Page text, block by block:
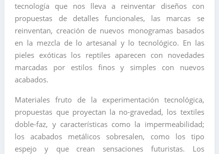
tecnología que nos lleva a reinventar diseños con
propuestas de detalles funcionales, las marcas se
reinventan, creación de nuevos monogramas basados
en la mezcla de lo artesanal y lo tecnológico. En las
pieles exóticas los reptiles aparecen con novedades
marcadas por estilos finos y simples con nuevos
acabados.
Materiales fruto de la experimentación tecnológica,
propuestas que proyectan la no-gravedad, los textiles
doble-faz, y características como la impermeabilidad;
los acabados metálicos sobresalen, como los tipo
espejo y que crean sensaciones futuristas. Los